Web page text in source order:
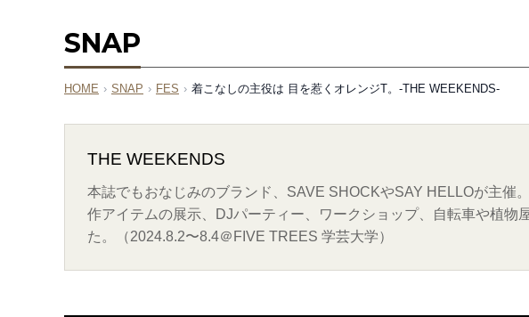
SNAP
HOME › SNAP › FES › 着こなしの主役は 目を惹くオレンジT。-THE WEEKENDS-
THE WEEKENDS
本誌でもおなじみのブランド、SAVE SHOCKやSAY HELLOが主催
作アイテムの展示、DJパーティー、ワークショップ、自転車や植物
た。（2024.8.2〜8.4＠FIVE TREES 学芸大学）